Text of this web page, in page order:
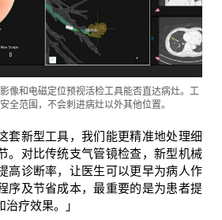
像和电磁定位预视活检工具能否直达病灶。工
全范围，不会刺进病灶以外其他位置。
套新型工具，我们能更精准地处理细
。对比传统支气管镜检查，新型机械
高诊断率，让医生可以更早为病人作
序及节省成本，最重要的是为患者提
疗效果。」